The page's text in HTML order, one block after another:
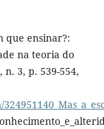
que ensinar?:
na teoria do
3, p. 539-554,